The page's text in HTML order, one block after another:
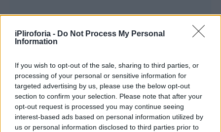
iPliroforia - Do Not Process My Personal
Information
If you wish to opt-out of the sale, sharing to third parties, or
processing of your personal or sensitive information for
targeted advertising by us, please use the below opt-out
section to confirm your selection. Please note that after your
opt-out request is processed you may continue seeing
interest-based ads based on personal information utilized by
us or personal information disclosed to third parties prior to